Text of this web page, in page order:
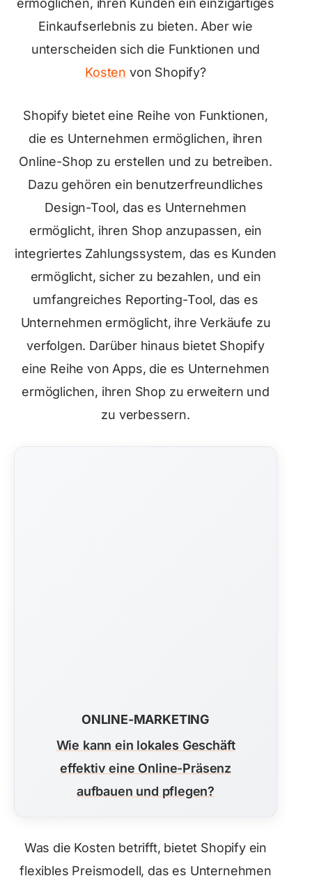
ermöglichen, ihren Kunden ein einzigartiges
Einkaufserlebnis zu bieten. Aber wie
unterscheiden sich die Funktionen und
Kosten von Shopify?
Shopify bietet eine Reihe von Funktionen,
die es Unternehmen ermöglichen, ihren
Online-Shop zu erstellen und zu betreiben.
Dazu gehören ein benutzerfreundliches
Design-Tool, das es Unternehmen
ermöglicht, ihren Shop anzupassen, ein
integriertes Zahlungssystem, das es Kunden
ermöglicht, sicher zu bezahlen, und ein
umfangreiches Reporting-Tool, das es
Unternehmen ermöglicht, ihre Verkäufe zu
verfolgen. Darüber hinaus bietet Shopify
eine Reihe von Apps, die es Unternehmen
ermöglichen, ihren Shop zu erweitern und
zu verbessern.
ONLINE-MARKETING
Wie kann ein lokales Geschäft
effektiv eine Online-Präsenz
aufbauen und pflegen?
Was die Kosten betrifft, bietet Shopify ein
flexibles Preismodell, das es Unternehmen